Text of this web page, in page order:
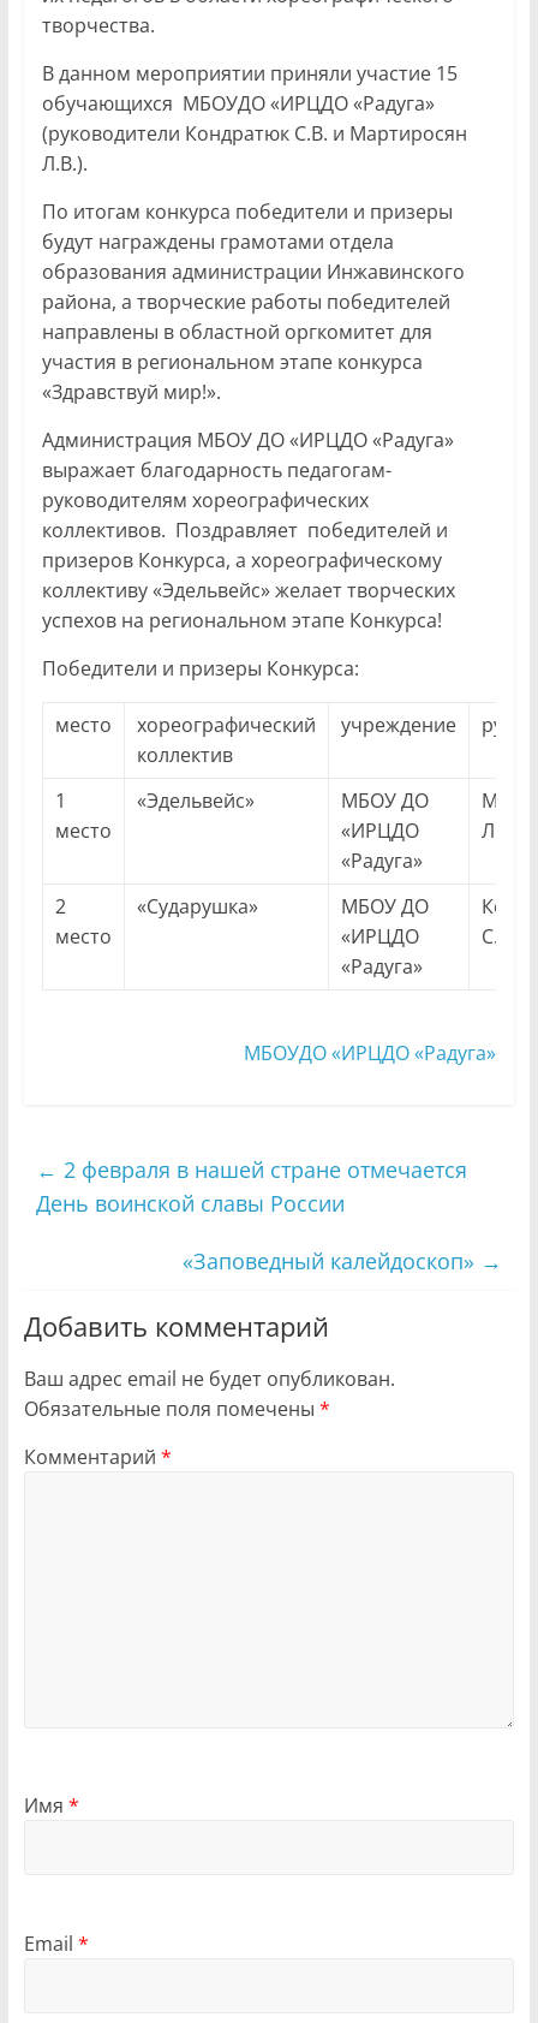
творчества.
В данном мероприятии приняли участие 15
обучающихся МБОУДО «ИРЦДО «Радуга»
(руководители Кондратюк С.В. и Мартиросян
Л.В.).
По итогам конкурса победители и призеры
будут награждены грамотами отдела
образования администрации Инжавинского
района, а творческие работы победителей
направлены в областной оргкомитет для
участия в региональном этапе конкурса
«Здравствуй мир!».
Администрация МБОУ ДО «ИРЦДО «Радуга»
выражает благодарность педагогам-
руководителям хореографических
коллективов. Поздравляет победителей и
призеров Конкурса, а хореографическому
коллективу «Эдельвейс» желает творческих
успехов на региональном этапе Конкурса!
Победители и призеры Конкурса:
место
хореографический
коллектив
учреждение
1
место
«Эдельвейс»
МБОУ ДО
«ИРЦДО
«Радуга»
Л.В.
2
место
«Сударушка»
МБОУ ДО
«ИРЦДО
«Радуга»
С.В.
МБОУДО «ИРЦДО «Радуга»
← 2 февраля в нашей стране отмечается
День воинской славы России
«Заповедный калейдоскоп» →
Добавить комментарий
Ваш адрес email не будет опубликован.
Обязательные поля помечены *
Комментарий *
Имя *
Email *